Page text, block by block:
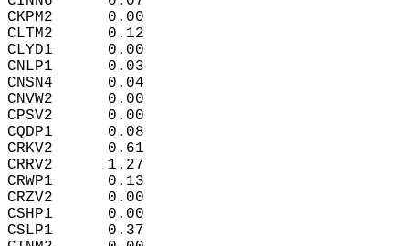
CKPM2      0.00
CLTM2      0.12
CLYD1      0.00
CNLP1      0.03
CNSN4      0.04
CNVW2      0.00
CPSV2      0.00
CQDP1      0.08
CRKV2      0.61
CRRV2      1.27
CRWP1      0.13
CRZV2      0.00
CSHP1      0.00
CSLP1      0.37